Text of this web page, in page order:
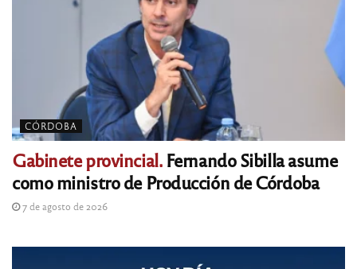
CÓRDOBA
Gabinete provincial.Fernando Sibilla asume
como ministro de Producción de Córdoba
7 de agosto de 2026